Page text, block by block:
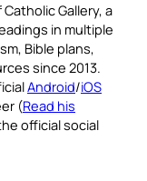
Gallery, a
in multiple
Bible plans,
since 2013.
Android/iOS
(Read his
official social